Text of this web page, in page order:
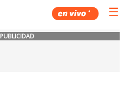
☰
PUBLICIDAD